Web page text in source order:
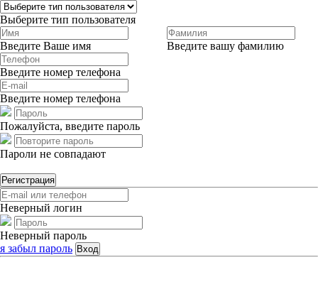
Выберите тип пользователя
Введите Ваше имя Введите вашу фамилию
Введите номер телефона
Введите номер телефона
Пожалуйста, введите пароль
Пароли не совпадают
Регистрация
Неверный логин
Неверный пароль
я забыл пароль Вход